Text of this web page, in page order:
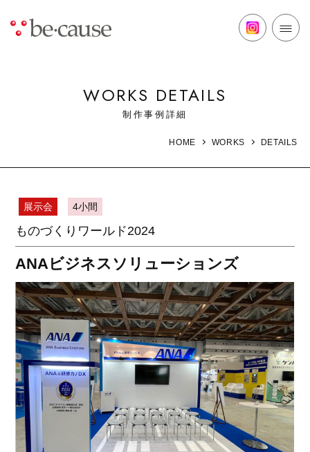
WORKS DETAILS
制作事例詳細
HOME WORKS DETAILS
展示会 4小間
ものづくりワールド2024
ANAビジネスソリューションズ